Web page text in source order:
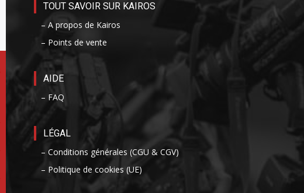
TOUT SAVOIR SUR KAIROS
– A propos de Kairos
– Points de vente
AIDE
– FAQ
LÉGAL
– Conditions générales (CGU & CGV)
– Politique de cookies (UE)